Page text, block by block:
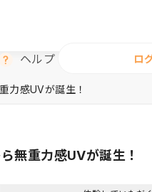
ヘルプ ロ
力感UVが誕生！
無重力感UVが誕生！